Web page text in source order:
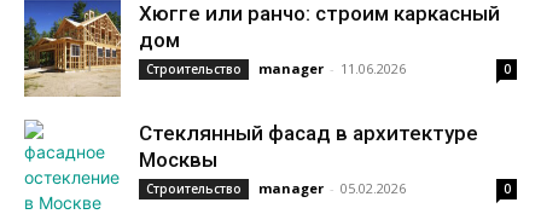
Хюгге или ранчо: строим каркасный
дом
Строительство manager - 11.06.2026 0
Стеклянный фасад в архитектуре
Москвы
Строительство manager - 05.02.2026 0